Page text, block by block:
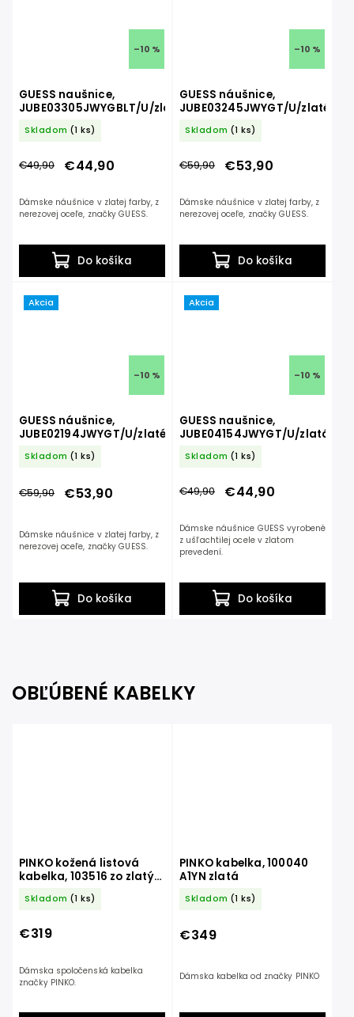
–10 %
GUESS naušnice,
JUBE03305JWYGBLT/U/zlatá
Skladom (1 ks)
€49,90 €44,90
Do košíka
Dámske náušnice v zlatej farby, z
nerezovej oceľe, značky GUESS.
–10 %
GUESS náušnice,
JUBE03245JWYGT/U/zlaté
Skladom (1 ks)
€59,90 €53,90
Do košíka
Dámske náušnice v zlatej farby, z
nerezovej oceľe, značky GUESS.
Akcia
–10 %
GUESS náušnice,
JUBE02194JWYGT/U/zlaté
Skladom (1 ks)
€59,90 €53,90
Do košíka
Dámske náušnice v zlatej farby, z
nerezovej oceľe, značky GUESS.
Akcia
–10 %
GUESS naušnice,
JUBE04154JWYGT/U/zlatá
Skladom (1 ks)
€49,90 €44,90
Do košíka
Dámske náušnice GUESS vyrobené
z ušľachtilej ocele v zlatom
prevedení.
OBĽÚBENÉ KABELKY
PINKO kožená listová
kabelka, 103516 zo zlatým
Skladom (1 ks)
€319
Dámska spoločenská kabelka
značky PINKO.
PINKO kabelka, 100040
A1YN zlatá
Skladom (1 ks)
€349
Dámska kabelka od značky PINKO